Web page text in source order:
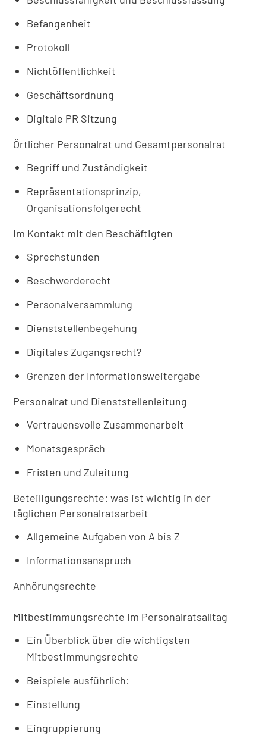
Befangenheit
Protokoll
Nichtöffentlichkeit
Geschäftsordnung
Digitale PR Sitzung
Örtlicher Personalrat und Gesamtpersonalrat
Begriff und Zuständigkeit
Repräsentationsprinzip,
Organisationsfolgerecht
Im Kontakt mit den Beschäftigten
Sprechstunden
Beschwerderecht
Personalversammlung
Dienststellenbegehung
Digitales Zugangsrecht?
Grenzen der Informationsweitergabe
Personalrat und Dienststellenleitung
Vertrauensvolle Zusammenarbeit
Monatsgespräch
Fristen und Zuleitung
Beteiligungsrechte: was ist wichtig in der
täglichen Personalratsarbeit
Allgemeine Aufgaben von A bis Z
Informationsanspruch
Anhörungsrechte
Mitbestimmungsrechte im Personalratsalltag
Ein Überblick über die wichtigsten
Mitbestimmungsrechte
Beispiele ausführlich:
Einstellung
Eingruppierung